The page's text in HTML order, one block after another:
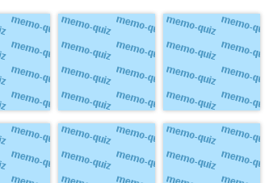
ἀγών -ῶνος, ὁ drikkegilde
πῶς hvordan